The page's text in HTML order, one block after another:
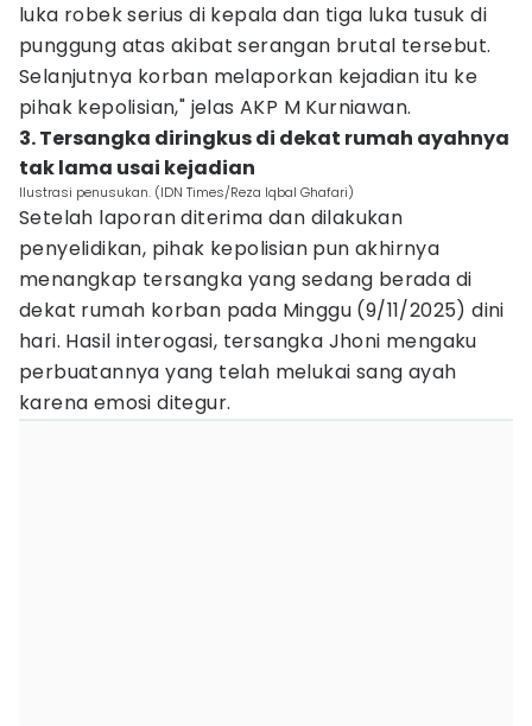
luka robek serius di kepala dan tiga luka tusuk di
punggung atas akibat serangan brutal tersebut.
Selanjutnya korban melaporkan kejadian itu ke
pihak kepolisian," jelas AKP M Kurniawan.
3. Tersangka diringkus di dekat rumah ayahnya
tak lama usai kejadian
Ilustrasi penusukan. (IDN Times/Reza Iqbal Ghafari)
Setelah laporan diterima dan dilakukan
penyelidikan, pihak kepolisian pun akhirnya
menangkap tersangka yang sedang berada di
dekat rumah korban pada Minggu (9/11/2025) dini
hari. Hasil interogasi, tersangka Jhoni mengaku
perbuatannya yang telah melukai sang ayah
karena emosi ditegur.